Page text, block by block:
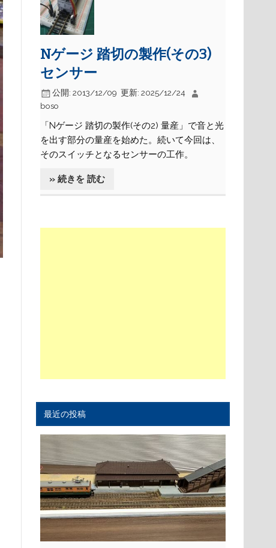
Nゲージ 踏切の製作(その3)
センサー
公開: 2013/12/09 更新: 2025/12/24
boso
「Nゲージ 踏切の製作(その2) 量産」で音と光
を出す部分の量産を始めた。続いて今回は、
そのスイッチとなるセンサーの工作。
» 続きを 読む
最近の投稿